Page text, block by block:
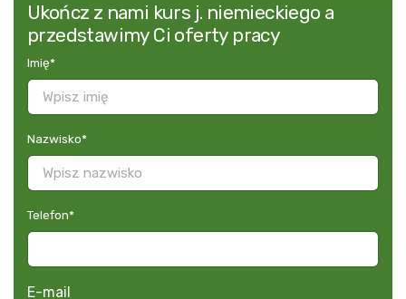
Ukończ z nami kurs j. niemieckiego a
przedstawimy Ci oferty pracy
Imię*
Nazwisko*
Telefon*
E-mail